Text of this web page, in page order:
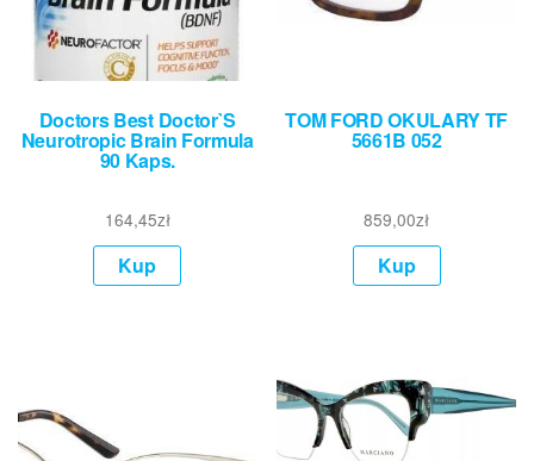
Doctors Best Doctor`S
Neurotropic Brain Formula
90 Kaps.
164,45zł
Kup
TOM FORD OKULARY TF
5661B 052
859,00zł
Kup